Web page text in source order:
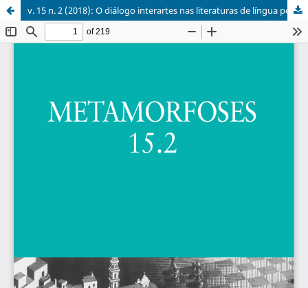
v. 15 n. 2 (2018): O diálogo interartes nas literaturas de língua portuguesa para crianças e jovens